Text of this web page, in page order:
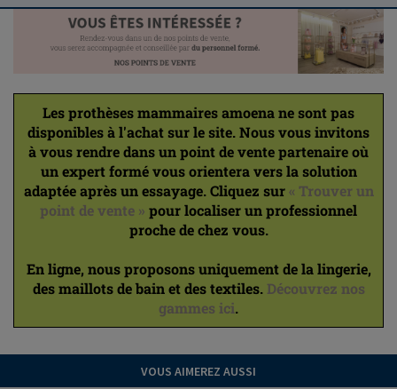
Les prothèses mammaires amoena ne sont pas
disponibles à l'achat sur le site. Nous vous invitons
à vous rendre dans un point de vente partenaire où
un expert formé vous orientera vers la solution
adaptée après un essayage. Cliquez sur« Trouver un
point de vente » pour localiser un professionnel
proche de chez vous.
En ligne, nous proposons uniquement de la lingerie,
des maillots de bain et des textiles. Découvrez nos
gammes ici.
VOUS AIMEREZ AUSSI